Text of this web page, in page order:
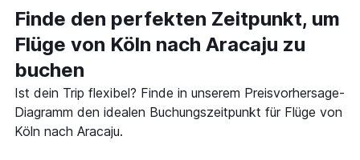
Finde den perfekten Zeitpunkt, um
Flüge von Köln nach Aracaju zu
buchen
Ist dein Trip flexibel? Finde in unserem Preisvorhersage-
Diagramm den idealen Buchungszeitpunkt für Flüge von
Köln nach Aracaju.